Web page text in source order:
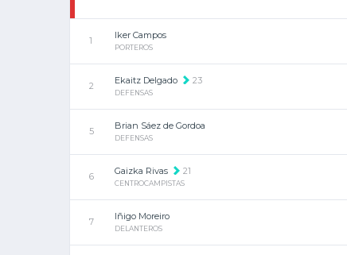
1 Iker Campos
PORTEROS
2 Ekaitz Delgado 23
DEFENSAS
5 Brian Sáez de Gordoa
DEFENSAS
6 Gaizka Rivas 21
CENTROCAMPISTAS
7 Iñigo Moreiro
DELANTEROS